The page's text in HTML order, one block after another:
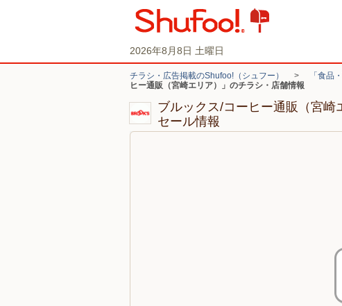
2026年8月8日 土曜日
チラシ・広告掲載のShufoo!（シュフー） > 「食品
ヒー通販（宮崎エリア）」のチラシ・店舗情報
ブルックス/コーヒー通販（宮崎
セール情報